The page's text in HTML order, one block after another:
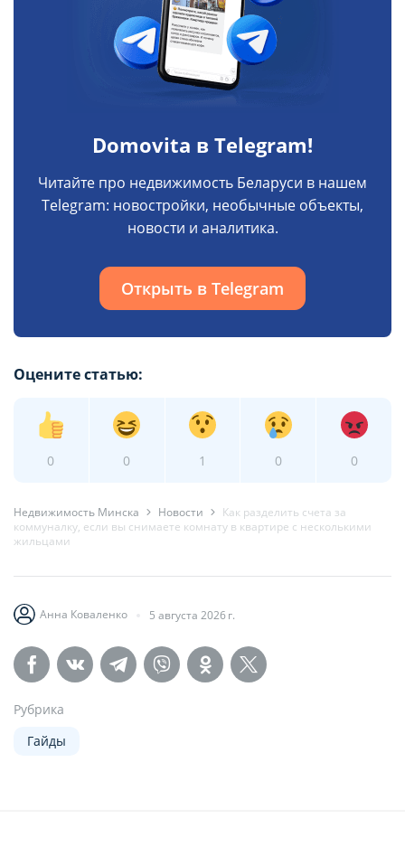
Domovita в Telegram!
Читайте про недвижимость Беларуси в нашем
Telegram: новостройки, необычные объекты,
новости и аналитика.
Открыть в Telegram
Оцените статью:
0 0 1 0 0
Недвижимость Минска Новости
Как разделить счета за
коммуналку, если вы снимаете комнату в квартире с несколькими
жильцами
Анна Коваленко 5 августа 2026 г.
Рубрика
Гайды